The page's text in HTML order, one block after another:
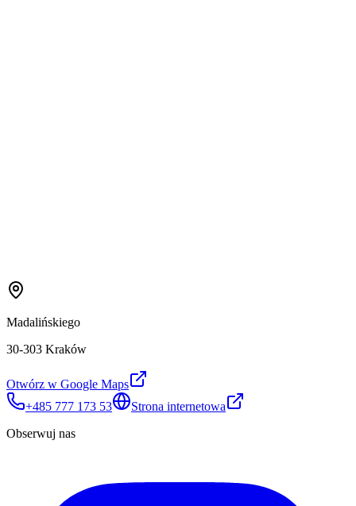
Madalińskiego
30-303 Kraków
Otwórz w Google Maps
+485 777 173 53
Strona internetowa
Obserwuj nas